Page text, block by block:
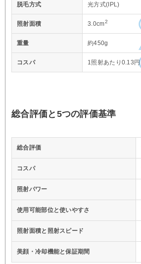
脱毛方式 光方式(IPL)
照射面積 3.0cm2
重量 約450g
コスパ 1照射あたり0.13円
総合評価と5つの評価基準
総合評価
コスパ
照射パワー
使用可能部位と使いやすさ
照射面積と照射スピード
美顔・冷却機能と保証期間